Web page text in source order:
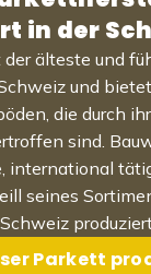
in der
älteste und
und
die durch
sind.
international
seines
Parkett